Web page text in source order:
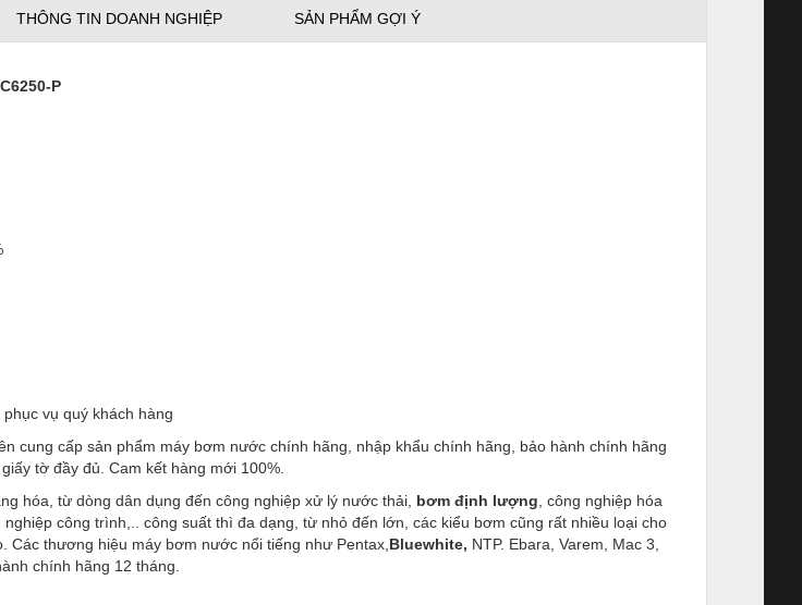
THÔNG TIN DOANH NGHIỆP SẢN PHẨM GỢI Ý
P
vụ quý khách hàng
cung cấp sản phẩm máy bơm nước chính hãng, nhập khẩu chính hãng, bảo hành chính hãng
tờ đầy đủ. Cam kết hàng mới 100%.
hóa, từ dòng dân dụng đến công nghiệp xử lý nước thải, bơm định lượng , công nghiệp hóa
công trình,.. công suất thì đa dạng, từ nhỏ đến lớn, các kiểu bơm cũng rất nhiều loại cho
Các thương hiệu máy bơm nước nổi tiếng như Pentax, Bluewhite, NTP. Ebara, Varem, Mac 3,
chính hãng 12 tháng.